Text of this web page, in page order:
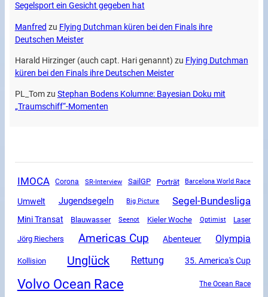
Segelsport ein Gesicht gegeben hat
Manfred zu Flying Dutchman küren bei den Finals ihre
Deutschen Meister
Harald Hirzinger (auch capt. Hari genannt) zu Flying Dutchman
küren bei den Finals ihre Deutschen Meister
PL_Tomzu Stephan Bodens Kolumne: Bayesian Doku mit
„Traumschiff“-Momenten
IMOCA Corona SR-Interview SailGP Porträt Barcelona World Race
Umwelt Jugendsegeln Big Picture Segel-Bundesliga
Mini Transat Blauwasser Seenot Kieler Woche Optimist Laser
Jörg Riechers Americas Cup Abenteuer Olympia
Kollision Unglück Rettung 35. America's Cup
Volvo Ocean Race The Ocean Race